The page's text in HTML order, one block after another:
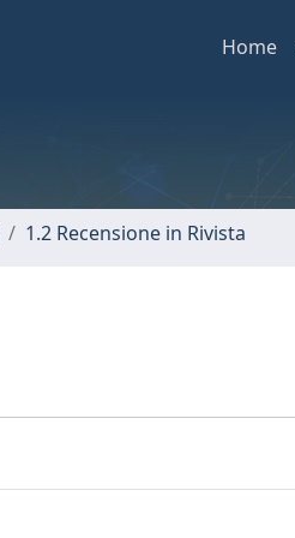
Home
1.2 Recensione in Rivista